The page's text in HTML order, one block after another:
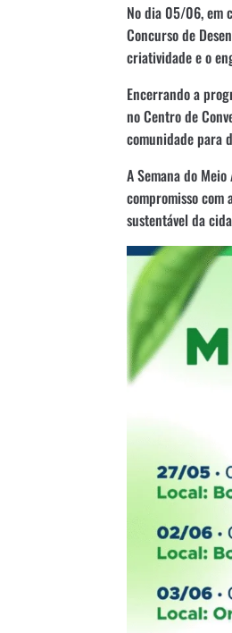
No dia 05/06, em
Concurso de
criatividade e o
Encerrando a
no Centro de
comunidade para
A Semana do
compromisso com
sustentável da